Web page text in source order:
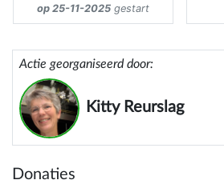
op 25-11-2025 gestart
Actie georganiseerd door:
Kitty Reurslag
Donaties